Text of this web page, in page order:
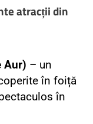
atracții din
Aur) – un
în foiță
în